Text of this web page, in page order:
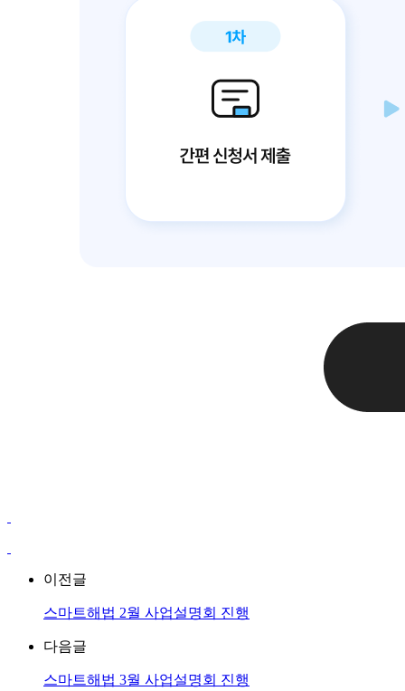
이전글
스마트해법 2월 사업설명회 진행
다음글
스마트해법 3월 사업설명회 진행